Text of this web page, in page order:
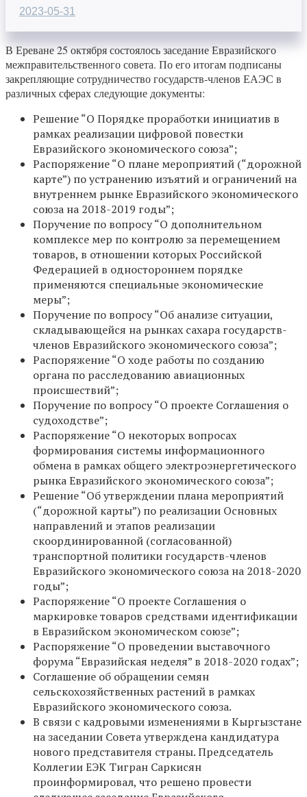
2023-05-31
В Ереване 25 октября состоялось заседание Евразийского
межправительственного совета. По его итогам подписаны
закрепляющие сотрудничество государств-членов ЕАЭС в
различных сферах следующие документы:
Решение “О Порядке проработки инициатив в
рамках реализации цифровой повестки
Евразийского экономического союза”;
Распоряжение “О плане мероприятий (“дорожной
карте”) по устранению изъятий и ограничений на
внутреннем рынке Евразийского экономического
союза на 2018-2019 годы”;
Поручение по вопросу “О дополнительном
комплексе мер по контролю за перемещением
товаров, в отношении которых Российской
Федерацией в одностороннем порядке
применяются специальные экономические
меры”;
Поручение по вопросу “Об анализе ситуации,
складывающейся на рынках сахара государств-
членов Евразийского экономического союза”;
Распоряжение “О ходе работы по созданию
органа по расследованию авиационных
происшествий”;
Поручение по вопросу “О проекте Соглашения о
судоходстве”;
Распоряжение “О некоторых вопросах
формирования системы информационного
обмена в рамках общего электроэнергетического
рынка Евразийского экономического союза”;
Решение “Об утверждении плана мероприятий
(“дорожной карты”) по реализации Основных
направлений и этапов реализации
скоординированной (согласованной)
транспортной политики государств-членов
Евразийского экономического союза на 2018-2020
годы”;
Распоряжение “О проекте Соглашения о
маркировке товаров средствами идентификации
в Евразийском экономическом союзе”;
Распоряжение “О проведении выставочного
форума “Евразийская неделя” в 2018-2020 годах”;
Соглашение об обращении семян
сельскохозяйственных растений в рамках
Евразийского экономического союза.
В связи с кадровыми изменениями в Кыргызстане
на заседании Совета утверждена кандидатура
нового представителя страны. Председатель
Коллегии ЕЭК Тигран Саркисян
проинформировал, что решено провести